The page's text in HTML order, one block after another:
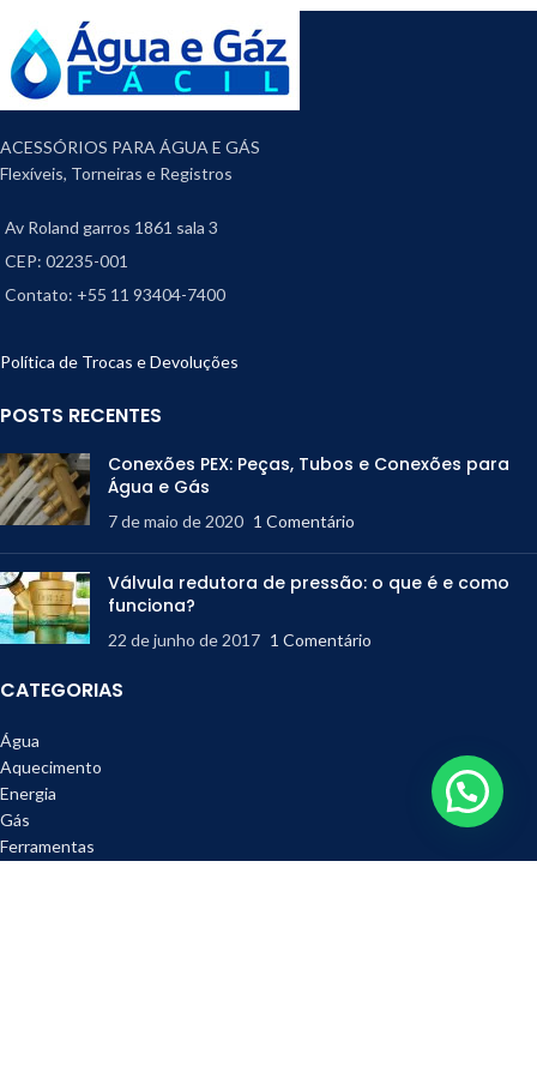
ACESSÓRIOS PARA ÁGUA E GÁS
Flexíveis, Torneiras e Registros
Av Roland garros 1861 sala 3
CEP: 02235-001
Contato: +55 11 93404-7400
Política de Trocas e Devoluções
POSTS RECENTES
Conexões PEX: Peças, Tubos e Conexões para
Água e Gás
7 de maio de 2020 1 Comentário
Válvula redutora de pressão: o que é e como
funciona?
22 de junho de 2017 1 Comentário
CATEGORIAS
Água
Aquecimento
Energia
Gás
Ferramentas